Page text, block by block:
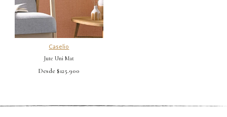
Caselio
Jute Uni Mat
Desde $125.900